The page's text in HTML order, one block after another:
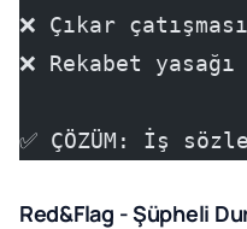
❌ Çıkar
❌ Rekabet
✅ ÇÖZÜM: İş
Red&Flag - Şüpheli